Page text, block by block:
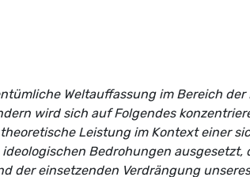
Weltauffassung im Bereich
wird sich auf Folgendes
Leistung im Kontext einer
Bedrohungen ausgesetzt,
der einsetzenden Verdrängung